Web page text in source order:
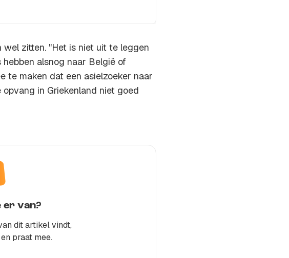
zitten. "Het is niet uit te leggen
alsnog naar België of
te maken dat een asielzoeker naar
in Griekenland niet goed
er van?
dit artikel vindt,
praat mee.